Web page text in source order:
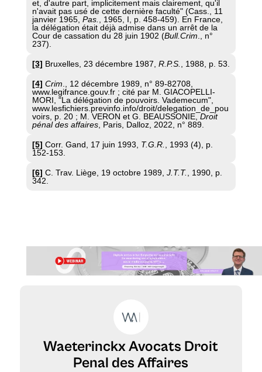
et, d'autre part, implicitement mais clairement, qu'il
n'avait pas usé de cette dernière faculté" (Cass., 11
janvier 1965, Pas.
1965, I, p. 458-459). En France,
la délégation était déjà admise dans un arrêt de la
Cour de cassation du 28 juin 1902 (Bull.Crim ., n°
237).
[3] Bruxelles, 23 décembre 1987, R.P.S. 1988, p. 53.
[4] Crim ., 12 décembre 1989, n° 89-82708,
www.legifrance.gouv.fr ; cité par M. GIACOPELLI-
MORI, "La délégation de pouvoirs. Vademecum",
www.lesfichiers.previnfo.info/droit/delegation_de_pou
voirs, p. 20 ; M. VERON et G. BEAUSSONIE, Droit
pénal des affaires, Paris, Dalloz, 2022, n° 889.
[5] Corr. Gand, 17 juin 1993, T.G.R.
1993 (4), p.
152-153.
[6] C. Trav. Liège, 19 octobre 1989, J.T.T.
1990, p.
342.
Waeterinckx Avocats Droit
Penal des Affaires